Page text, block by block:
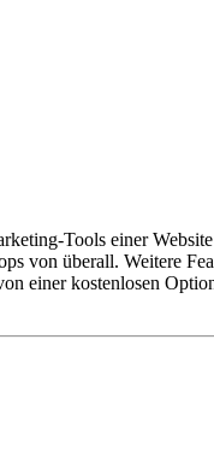
Tools einer
von überall. Weitere
einer kostenlosen